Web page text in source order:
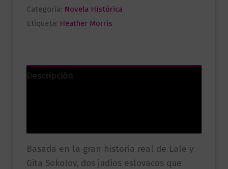
Categoría: Novela Histórica
Etiqueta: Heather Morris
Descripción
Basada en la gran historia real de Lale y
Gita Sokolov, dos judíos eslovacos que